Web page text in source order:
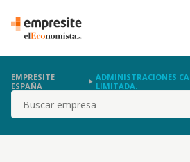
EMPRESITE
ESPAÑA
ADMINISTRACIONES
LIMITADA.
Buscar